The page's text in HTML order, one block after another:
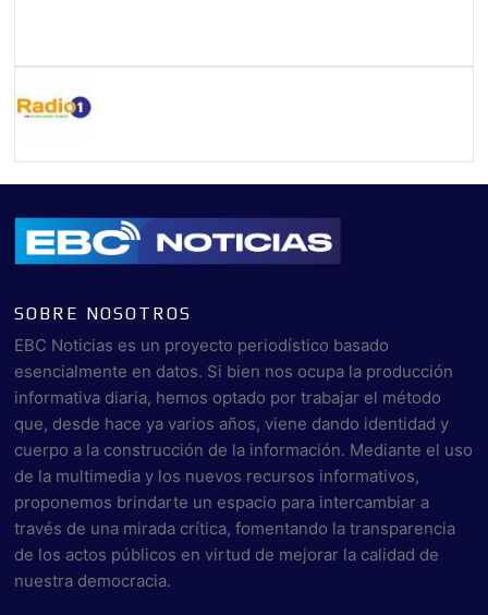
SOBRE NOSOTROS
EBC Noticias es un proyecto periodístico basado
esencialmente en datos. Si bien nos ocupa la producción
informativa diaria, hemos optado por trabajar el método
que, desde hace ya varios años, viene dando identidad y
cuerpo a la construcción de la información. Mediante el uso
de la multimedia y los nuevos recursos informativos,
proponemos brindarte un espacio para intercambiar a
través de una mirada crítica, fomentando la transparencia
de los actos públicos en virtud de mejorar la calidad de
nuestra democracia.